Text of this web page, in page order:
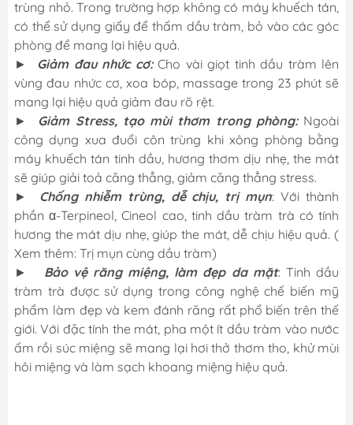
trùng nhỏ. Trong trường hợp không có máy khuếch tán,
có thể sử dụng giấy để thấm dầu tràm, bỏ vào các góc
phòng để mang lại hiệu quả.
►
Giảm đau nhức cơ:Cho vài giọt tinh dầu tràm lên
vùng đau nhức cơ, xoa bóp, massage trong 23 phút sẽ
mang lại hiệu quả giảm đau rõ rệt.
► Giảm Stress, tạo mùi thơm trong phòng:Ngoài
công dụng xua đuổi côn trùng khi xông phòng bằng
máy khuếch tán tinh dầu, hương thơm dịu nhẹ, the mát
sẽ giúp giải toả căng thẳng, giảm căng thẳng stress.
► Chống nhiễm trùng, dễ chịu, trị mụn: Với thành
phần α-Terpineol, Cineol cao, tinh dầu tràm trà có tính
hương the mát dịu nhẹ, giúp the mát, dễ chịu hiệu quả. (
Xem thêm: Trị mụn cùng dầu tràm)
► Bảo vệ răng miệng, làm đẹp da mặt: Tinh dầu
tràm trà được sử dụng trong công nghệ chế biến mỹ
phẩm làm đẹp và kem đánh răng rất phổ biến trên thế
giới. Với đặc tính the mát, pha một ít dầu tràm vào nước
ấm rồi súc miệng sẽ mang lại hơi thở thơm tho, khử mùi
hôi miệng và làm sạch khoang miệng hiệu quả.